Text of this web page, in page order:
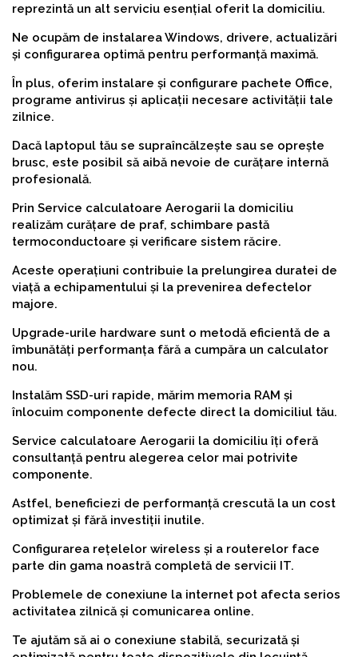
reprezintă un alt serviciu esențial oferit la domiciliu.
Ne ocupăm de instalarea Windows, drivere, actualizări
și configurarea optimă pentru performanță maximă.
În plus, oferim instalare și configurare pachete Office,
programe antivirus și aplicații necesare activității tale
zilnice.
Dacă laptopul tău se supraîncălzește sau se oprește
brusc, este posibil să aibă nevoie de curățare internă
profesională.
Prin Service calculatoare Aerogarii la domiciliu
realizăm curățare de praf, schimbare pastă
termoconductoare și verificare sistem răcire.
Aceste operațiuni contribuie la prelungirea duratei de
viață a echipamentului și la prevenirea defectelor
majore.
Upgrade-urile hardware sunt o metodă eficientă de a
îmbunătăți performanța fără a cumpăra un calculator
nou.
Instalăm SSD-uri rapide, mărim memoria RAM și
înlocuim componente defecte direct la domiciliul tău.
Service calculatoare Aerogarii la domiciliu îți oferă
consultanță pentru alegerea celor mai potrivite
componente.
Astfel, beneficiezi de performanță crescută la un cost
optimizat și fără investiții inutile.
Configurarea rețelelor wireless și a routerelor face
parte din gama noastră completă de servicii IT.
Problemele de conexiune la internet pot afecta serios
activitatea zilnică și comunicarea online.
Te ajutăm să ai o conexiune stabilă, securizată și